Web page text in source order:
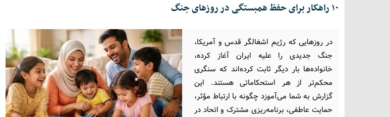
۱۰ راهکار برای حفظ همبستگی در روزهای جنگ
در روزهایی که رژیم اشغالگر قدس و آمریکا،
جنگ جدیدی را علیه ایران آغاز کرده،
خانواده‌ها بار دیگر ثابت کرده‌اند که سنگری
محکم‌تر از هر استحکاماتی هستند. این
گزارش به شما می‌آموزد چگونه با ارتباط مؤثر،
حمایت عاطفی، برنامه‌ریزی مشترک و اتحاد در